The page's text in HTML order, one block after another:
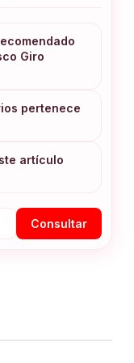
Giro
pertenece
artículo
Consultar